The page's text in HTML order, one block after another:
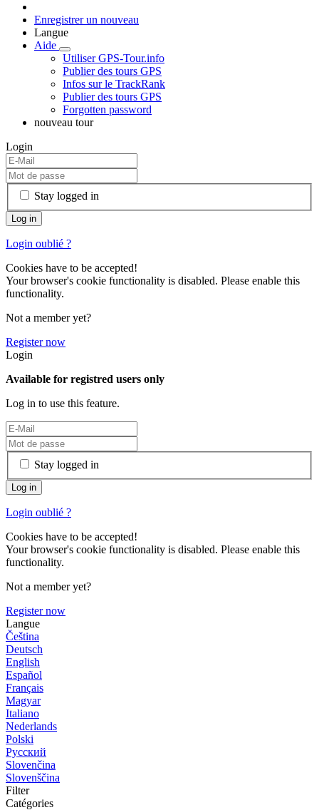
Enregistrer un nouveau
Langue
Aide
Utiliser GPS-Tour.info
Publier des tours GPS
Infos sur le TrackRank
Publier des tours GPS
Forgotten password
nouveau tour
Login
Stay logged in
Login oublié ?
Cookies have to be accepted!
Your browser's cookie functionality is disabled. Please enable this
functionality.
Not a member yet?
Register now
Login
Available for registred users only
Log in to use this feature.
Stay logged in
Login oublié ?
Cookies have to be accepted!
Your browser's cookie functionality is disabled. Please enable this
functionality.
Not a member yet?
Register now
Langue
Čeština
Deutsch
English
Español
Français
Magyar
Italiano
Nederlands
Polski
Русский
Slovenčina
Slovenščina
Filter
Catégories